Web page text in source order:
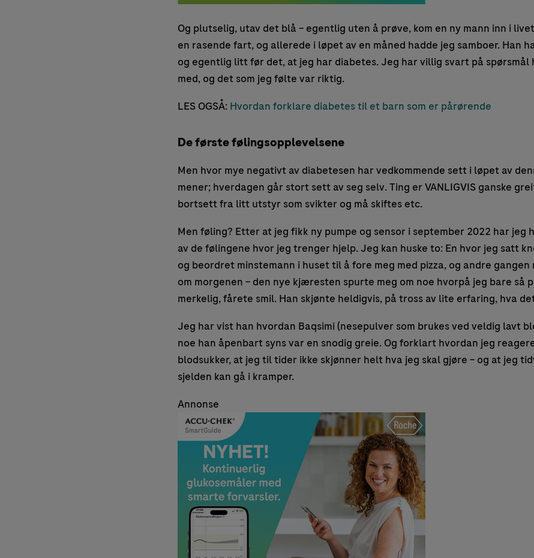
Og plutselig, utav det blå – egentlig uten å prøve, kom en ny mann inn i
en rasende fart, og allerede i løpet av en måned hadde jeg samboer. Han
og egentlig litt før det, at jeg har diabetes. Jeg har villig svart på spørsmål
med, og det som jeg følte var riktig.
LES OGSÅ: Hvordan forklare diabetes til et barn som er pårørende
De første følingsopplevelsene
Men hvor mye negativt av diabetesen har vedkommende sett i løpet av
mener; hverdagen går stort sett av seg selv. Ting er VANLIGVIS ganske
bortsett fra litt utstyr som svikter og må skiftes etc.
Men føling? Etter at jeg fikk ny pumpe og sensor i september 2022 har jeg
av de følingene hvor jeg trenger hjelp. Jeg kan huske to: En hvor jeg satt
og beordret minstemann i huset til å fore meg med pizza, og andre
om morgenen – den nye kjæresten spurte meg om noe hvorpå jeg bare så
merkelig, fårete smil. Han skjønte heldigvis, på tross av lite erfaring, hva
Jeg har vist han hvordan Baqsimi (nesepulver som brukes ved veldig lavt
noe han åpenbart syns var en snodig greie. Og forklart hvordan jeg
blodsukker, at jeg til tider ikke skjønner helt hva jeg skal gjøre – og at jeg
sjelden kan gå i kramper.
Annonse